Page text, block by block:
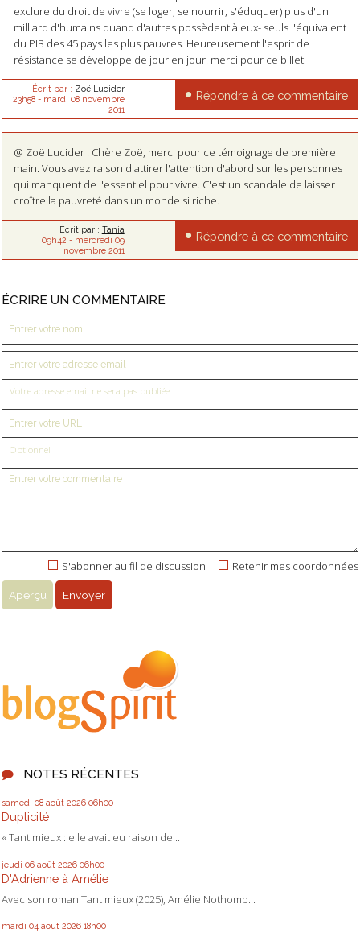
NOTES RÉCENTES
samedi 08 août 2026 06h00
Duplicité
« Tant mieux : elle avait eu raison de...
jeudi 06 août 2026 06h00
D'Adrienne à Amélie
Avec son roman Tant mieux (2025), Amélie Nothomb...
mardi 04 août 2026 18h00
exclure du droit de vivre (se loger, se nourrir, s'éduquer) plus d'un
milliard d'humains quand d'autres possèdent à eux- seuls l'équivalent
du PIB des 45 pays les plus pauvres. Heureusement l'esprit de
résistance se développe de jour en jour. merci pour ce billet
Écrit par : Zoë Lucider
23h58- mardi 08 novembre
2011
Répondre à ce commentaire
@ Zoë Lucider : Chère Zoë, merci pour ce témoignage de première
main. Vous avez raison d'attirer l'attention d'abord sur les personnes
qui manquent de l'essentiel pour vivre. C'est un scandale de laisser
croître la pauvreté dans un monde si riche.
Écrit par : Tania
09h42 - mercredi 09
novembre 2011
Répondre à ce commentaire
ÉCRIRE UN COMMENTAIRE
Votre adresse email ne sera pas publiée
Optionnel
Retenir mes coordonnées
S'abonner au fil de discussion